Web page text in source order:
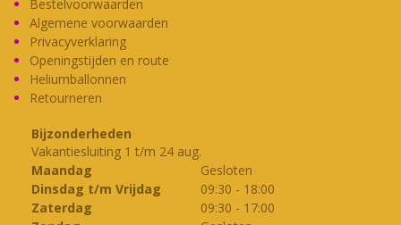
Bestelvoorwaarden
Algemene voorwaarden
Privacyverklaring
Openingstijden en route
Heliumballonnen
Retourneren
Bijzonderheden
Vakantiesluiting 1 t/m 24 aug.
Maandag
Gesloten
Dinsdag t/m Vrijdag
09:30 - 18:00
Zaterdag
09:30 - 17:00